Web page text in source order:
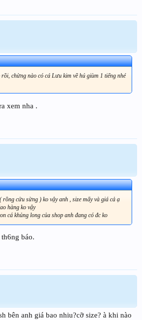
chừng nào có cá Lưu kim về hú giùm 1 tiếng nhé
xem nha .
rồng cửu sừng ) ko vậy anh , size mấy và giá cả ạ
hàng ko vậy
cá khủng long của shop anh đang có đc ko
báo.
bên anh giá bao nhiu?cỡ size? à khi nào